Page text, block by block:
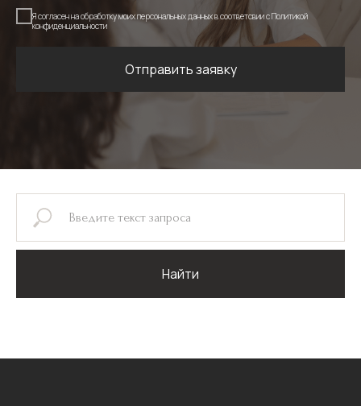
Я согласен на обработку моих персональных данных в соответсвии cПолитикой
конфиденциальности
Отправить заявку
Найти